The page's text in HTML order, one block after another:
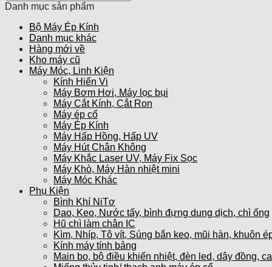
Danh mục sản phẩm
Bộ Máy Ép Kính
Danh mục khác
Hàng mới về
Kho máy cũ
Máy Móc, Linh Kiện
Kính Hiển Vi
Máy Bơm Hơi, Máy lọc bụi
Máy Cắt Kính, Cắt Ron
Máy ép cổ
Máy Ép Kính
Máy Hấp Hồng, Hấp UV
Máy Hút Chân Không
Máy Khắc Laser UV, Máy Fix Sọc
Máy Khò, Máy Hàn nhiệt mini
Máy Móc Khác
Phụ Kiện
Bình Khí NiTơ
Dao, Keo, Nước tẩy, bình đựng dung dịch, chì ống
Hũ chì làm chân IC
Kìm, Nhíp, Tô vít, Súng bắn keo, mũi hàn, khuôn
Kính máy tính bảng
Main bo, bộ điều khiển nhiệt, đèn led, dây đồng,